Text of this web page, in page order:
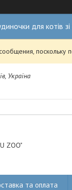
для котів
Україна
ZOO"
та оплата